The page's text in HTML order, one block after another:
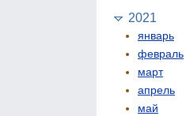
2021
январь
февраль
март
апрель
май